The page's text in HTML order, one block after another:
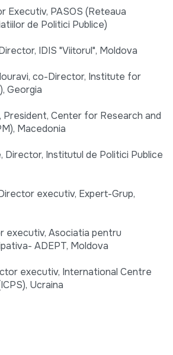
PASOS (Reteaua
de Politici Publice)
IDIS "Viitorul", Moldova
co-Director, Institute for
Georgia
President, Center for Research and
Macedonia
Director, Institutul de Politici Publice
executiv, Expert-Grup,
executiv, Asociatia pentru
ADEPT, Moldova
executiv, International Centre
Ucraina